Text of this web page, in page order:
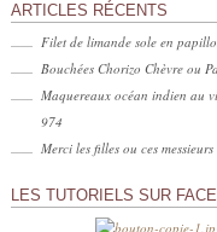
ARTICLES RÉCENTS
Filet de limande sole en
Bouchées Chorizo Chèvre ou
Maquereaux océan indien au
974
Merci les filles ou ces messieurs
LES TUTORIELS SUR